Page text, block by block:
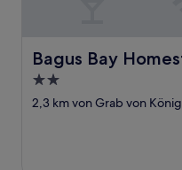
Bagus Bay
Bagus Bay Homestay
2.0-
Sterne-
2,3 km von Grab von